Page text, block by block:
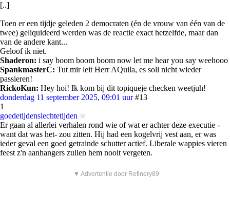
[..]
Toen er een tijdje geleden 2 democraten (én de vrouw van één van de
twee) geliquideerd werden was de reactie exact hetzelfde, maar dan
van de andere kant...
Geloof ik niet.
Shaderon: i say boom boom boom now let me hear you say weehooo
SpankmasterC: Tut mir leit Herr AQuila, es soll nicht wieder
passieren!
RickoKun: Hey hoi! Ik kom bij dit topiqueje checken weetjuh!
donderdag 11 september 2025, 09:01 uur #13
1
goedetijdenslechtetijden
Er gaan al allerlei verhalen rond wie of wat er achter deze executie -
want dat was het- zou zitten. Hij had een kogelvrij vest aan, er was
ieder geval een goed getrainde schutter actief. Liberale wappies vieren
feest z'n aanhangers zullen hem nooit vergeten.
▼ Advertentie door Refinery89